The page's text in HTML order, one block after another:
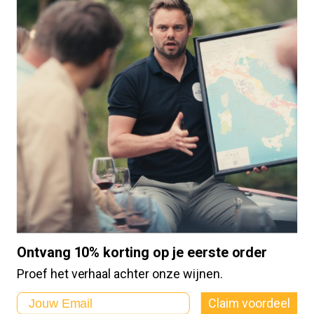
Ontdek de unieke wijnen van Qimisola, waar passie en traditie
samenkomen. Elke fles vertelt het verhaal van een familie die haar
droom volgde in het hart van Piemonte. Laat u meevoeren door
de smaken en aroma’s van deze bijzondere regio.
🎄 Kerst Witte Wijn
Mixdoos (6 flessen)
Kerst witte wijn nodig? Een
selectie van onze absolute
topwijnen – zes Italiaanse
favorieten in één feestelijke
Ontvang 10% korting op je eerste order
Proef het verhaal achter onze wijnen.
Email Claim voordeel